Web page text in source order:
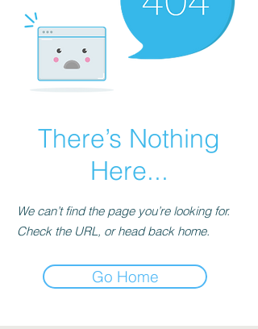
There’s Nothing
Here...
We can’t find the page you’re looking for.
Check the URL, or head back home.
Go Home